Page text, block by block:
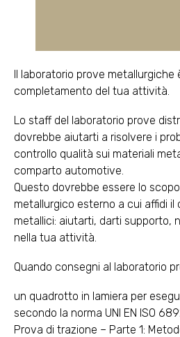
Il laboratorio prove metallurgiche
completamento del tua attività.
Lo staff del laboratorio prove
dovrebbe aiutarti a risolvere i
controllo qualità sui materiali
comparto automotive.
Questo dovrebbe essere lo
metallurgico esterno a cui affidi il
metallici: aiutarti, darti supporto,
nella tua attività.
Quando consegni al laboratorio
un quadrotto in lamiera per
secondo la norma UNI EN ISO
Prova di trazione – Parte 1: